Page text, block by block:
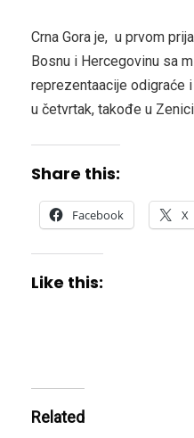
Crna Gora je, u prvom
Bosnu i Hercegovinu sa
reprezentaacije odigraće
u četvrtak, takođe u
Share this:
Facebook X
Like this:
Related